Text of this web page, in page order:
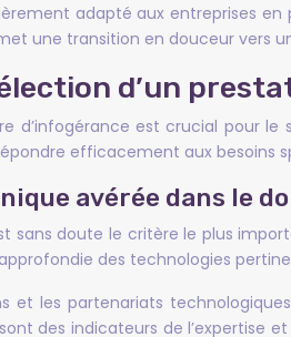
adapté aux entreprises
une transition en douceur vers
d’un
d’infogérance est crucial pour
efficacement aux besoins
avérée dans le
sans doute le critère le plus
des technologies
et les partenariats
des indicateurs de l’expertise